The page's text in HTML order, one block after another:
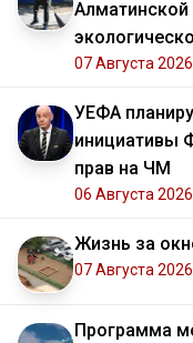
Алматинской
07 Августа
УЕФА
инициативы
прав на ЧМ
06 Августа
Жизнь за
07 Августа
Программа